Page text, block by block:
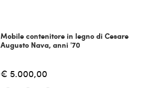
Mobile contenitore in legno di Cesare
Augusto Nava, anni '70
€ 5.000,00